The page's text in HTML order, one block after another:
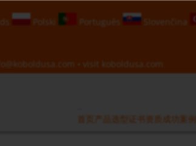
Polski Português Slovenčina
• visit koboldusa.com
首页 产品选型 证书资质 成功案例